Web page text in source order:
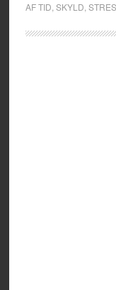
AF TID SKYLD